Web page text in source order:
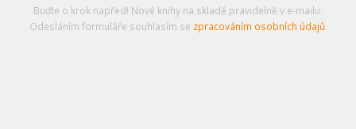
Buďte o krok napřed! Nové knihy na skladě pravidelně v e-mailu.
Odesláním formuláře souhlasím se zpracováním osobních údajů.